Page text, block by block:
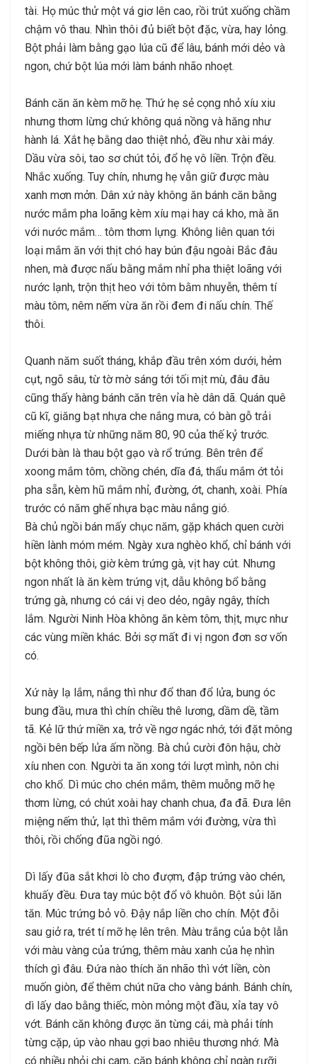
tài. Họ múc thử một vá giơ lên cao, rồi trút xuống chầm
chậm vô thau. Nhìn thôi đủ biết bột đặc, vừa, hay lỏng.
Bột phải làm bằng gạo lúa cũ để lâu, bánh mới dẻo và
ngon, chứ bột lúa mới làm bánh nhão nhoẹt.
Bánh căn ăn kèm mỡ hẹ. Thứ hẹ sẻ cọng nhỏ xíu xiu
nhưng thơm lừng chứ không quá nồng và hăng như
hành lá. Xắt hẹ bằng dao thiệt nhỏ, đều như xài máy.
Dầu vừa sôi, tao sơ chút tỏi, đổ hẹ vô liền. Trộn đều.
Nhắc xuống. Tuy chín, nhưng hẹ vẫn giữ được màu
xanh mơn mởn. Dân xứ này không ăn bánh căn bằng
nước mắm pha loãng kèm xíu mại hay cá kho, mà ăn
với nước mắm… tôm thơm lựng. Không liên quan tới
loại mắm ăn với thịt chó hay bún đậu ngoài Bắc đâu
nhen, mà được nấu bằng mắm nhỉ pha thiệt loãng với
nước lạnh, trộn thịt heo với tôm bằm nhuyễn, thêm tí
màu tôm, nêm nếm vừa ăn rồi đem đi nấu chín. Thế
thôi.
Quanh năm suốt tháng, khắp đầu trên xóm dưới, hẻm
cụt, ngõ sâu, từ tờ mờ sáng tới tối mịt mù, đâu đâu
cũng thấy hàng bánh căn trên vỉa hè dân dã. Quán quê
cũ kĩ, giăng bạt nhựa che nắng mưa, có bàn gỗ trải
miếng nhựa từ những năm 80, 90 của thế kỷ trước.
Dưới bàn là thau bột gạo và rổ trứng. Bên trên để
xoong mắm tôm, chồng chén, dĩa đá, thẩu mắm ớt tỏi
pha sẵn, kèm hũ mắm nhỉ, đường, ớt, chanh, xoài. Phía
trước có năm ghế nhựa bạc màu nắng gió.
Bà chủ ngồi bán mấy chục năm, gặp khách quen cười
hiền lành móm mém. Ngày xưa nghèo khổ, chỉ bánh với
bột không thôi, giờ kèm trứng gà, vịt hay cút. Nhưng
ngon nhất là ăn kèm trứng vịt, dẫu không bổ bằng
trứng gà, nhưng có cái vị deo dẻo, ngây ngây, thích
lắm. Người Ninh Hòa không ăn kèm tôm, thịt, mực như
các vùng miền khác. Bởi sợ mất đi vị ngon đơn sơ vốn
có.
Xứ này lạ lắm, nắng thì như đổ than đổ lửa, bung óc
bung đầu, mưa thì chín chiều thê lương, dầm dề, tầm
tã. Kẻ lữ thứ miền xa, trở về ngơ ngác nhớ, tới đặt mông
ngồi bên bếp lửa ấm nồng. Bà chủ cười đôn hậu, chờ
xíu nhen con. Người ta ăn xong tới lượt mình, nôn chi
cho khổ. Dì múc cho chén mắm, thêm muỗng mỡ hẹ
thơm lừng, có chút xoài hay chanh chua, đa đã. Đưa lên
miệng nếm thử, lạt thì thêm mắm với đường, vừa thì
thôi, rồi chống đũa ngồi ngó.
Dì lấy đũa sắt khơi lò cho đượm, đập trứng vào chén,
khuấy đều. Đưa tay múc bột đổ vô khuôn. Bột sủi lăn
tăn. Múc trứng bỏ vô. Đậy nắp liền cho chín. Một đỗi
sau giở ra, trét tí mỡ hẹ lên trên. Màu trắng của bột lẫn
với màu vàng của trứng, thêm màu xanh của hẹ nhìn
thích gì đâu. Đứa nào thích ăn nhão thì vớt liền, còn
muốn giòn, để thêm chút nữa cho vàng bánh. Bánh chín,
dì lấy dao bằng thiếc, mòn mỏng một đầu, xỉa tay vô
vớt. Bánh căn không được ăn từng cái, mà phải tính
từng cặp, úp vào nhau gợi bao nhiêu thương nhớ. Mà
có nhiều nhỏi chi cam, cặp bánh không chỉ ngàn rưỡi